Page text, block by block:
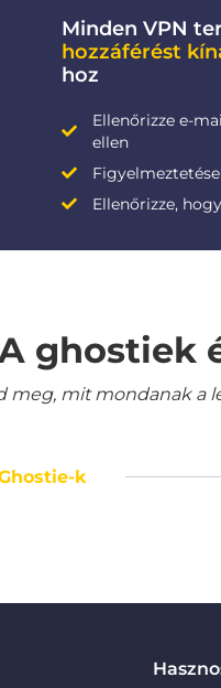
Minden VPN
hozzáférést
hoz
Ellenőrizze e-
ellen
Ellenőrizze,
ghostiek
meg, mit mondanak a
k